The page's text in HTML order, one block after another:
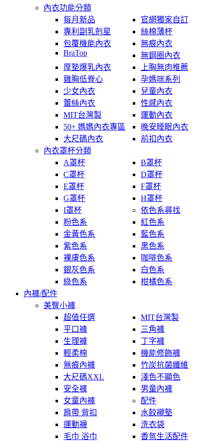
內衣功能分類
每月新品
官網獨家自訂
專利副乳剋星
絲棉薄杯
包覆機能內衣
無痕內衣
BraTop
無鋼圈內衣
厚墊爆乳內衣
上胸無肉推薦
雞胸低脊心
孕媽咪系列
少女內衣
兒童內衣
蕾絲內衣
性感內衣
MIT台灣製
運動內衣
50+ 媽媽內衣專區
晚安睡眠內衣
大尺碼內衣
前扣內衣
內衣罩杯分類
A罩杯
B罩杯
C罩杯
D罩杯
E罩杯
F罩杯
G罩杯
H罩杯
I罩杯
依色系尋找
粉色系
紅色系
金黃色系
藍色系
紫色系
黑色系
裸膚色系
咖啡色系
銀灰色系
白色系
綠色系
柑橘色系
內褲/配件
美臀小褲
超值任選
MIT台灣製
平口褲
三角褲
生理褲
丁字褲
輕柔棉
機能修飾褲
無痕內褲
竹炭抗菌纖維
大尺碼XXL
淺色不顯色
安全褲
男童內褲
女童內褲
配件
肩帶 背扣
水餃襯墊
運動襪
洗衣袋
毛巾 浴巾
香氛生活配件